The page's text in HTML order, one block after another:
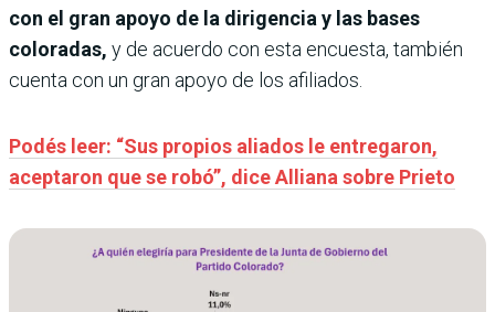
con el gran apoyo de la dirigencia y las bases
coloradas, y de acuerdo con esta encuesta, también
cuenta con un gran apoyo de los afiliados.
Podés leer: “Sus propios aliados le entregaron,
aceptaron que se robó”, dice Alliana sobre Prieto